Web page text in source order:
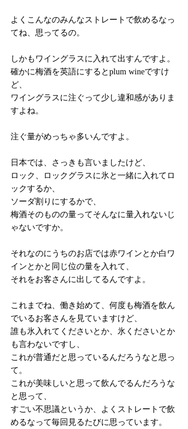
よくこんなのみんなストレートで飲めるなっ
てね、思ってるの。
しかもワイングラスに入れて出すんですよ。
確かに梅酒を英語にするとplum wineですけ
ど、
ワイングラスに注ぐって少し違和感がありま
すよね。
注ぐ量がめっちゃ多いんですよ。
日本では、さっきも言いましたけど、
ロック、ロックグラスに氷と一緒に入れてロ
ックするか、
ソーダ割りにするかで、
梅酒そのものの量ってそんなに量入れないじ
ゃないですか。
それなのにうちのお店では赤ワインとか白ワ
インとかと同じ位の量を入れて、
それをお客さんに出してるんですよ。
これまでね、働き始めて、何度も梅酒を飲ん
でいるお客さんを見ていますけど、
誰も氷入れてくださいとか、氷くださいとか
も言わないですし、
これが普通だと思っているんだろうなと思っ
て。
これが美味しいと思って飲んでるんだろうな
と思って、
すごい不思議というか、よくストレートで飲
めるなって毎回見るたびに思っています。